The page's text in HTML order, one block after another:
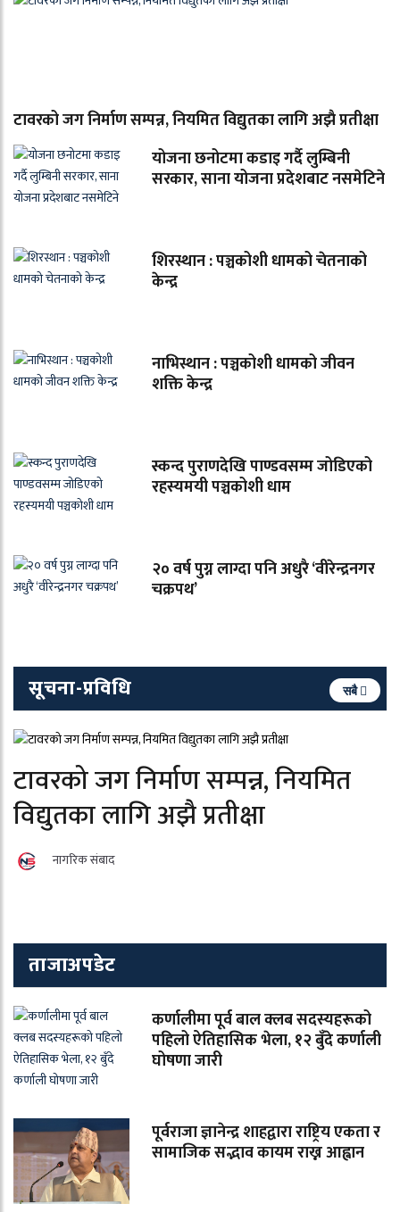
टावरको जग निर्माण सम्पन्न, नियमित विद्युतका लागि अझै प्रतीक्षा
योजना छनोटमा कडाइ गर्दै लुम्बिनी
सरकार, साना योजना प्रदेशबाट नसमेटिने
शिरस्थान : पञ्चकोशी धामको चेतनाको
केन्द्र
नाभिस्थान : पञ्चकोशी धामको जीवन
शक्ति केन्द्र
स्कन्द पुराणदेखि पाण्डवसम्म जोडिएको
रहस्यमयी पञ्चकोशी धाम
२० वर्ष पुग्न लाग्दा पनि अधुरै ‘वीरेन्द्रनगर
चक्रपथ’
सूचना-प्रविधि सबै
टावरको जग निर्माण सम्पन्न, नियमित
विद्युतका लागि अझै प्रतीक्षा
नागरिक संबाद
ताजाअपडेट
कर्णालीमा पूर्व बाल क्लब सदस्यहरूको
पहिलो ऐतिहासिक भेला, १२ बुँदे कर्णाली
घोषणा जारी
पूर्वराजा ज्ञानेन्द्र शाहद्वारा राष्ट्रिय एकता र
सामाजिक सद्भाव कायम राख्न आह्वान